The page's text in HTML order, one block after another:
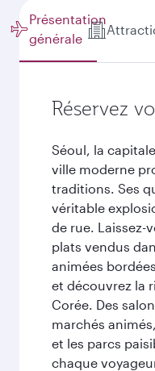
Présentation
générale
Réservez
Séoul, la
ville moderne
traditions. Ses
véritable
de rue. Laissez-
plats vendus
animées
et découvrez la
Corée. Des
marchés
et les parcs
chaque